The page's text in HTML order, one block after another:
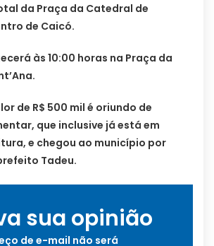
da Praça da Catedral de
de Caicó.
às 10:00 horas na Praça da
de R$ 500 mil é oriundo de
que inclusive já está em
e chegou ao município por
Tadeu.
sua opinião
de e-mail não será